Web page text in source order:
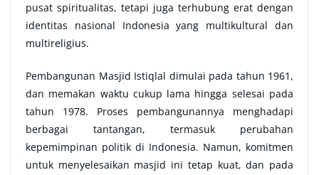
pusat spiritualitas, tetapi juga terhubung erat dengan
identitas nasional Indonesia yang multikultural dan
multireligius.
Pembangunan Masjid Istiqlal dimulai pada tahun 1961,
dan memakan waktu cukup lama hingga selesai pada
tahun 1978. Proses pembangunannya menghadapi
berbagai tantangan, termasuk perubahan
kepemimpinan politik di Indonesia. Namun, komitmen
untuk menyelesaikan masjid ini tetap kuat, dan pada